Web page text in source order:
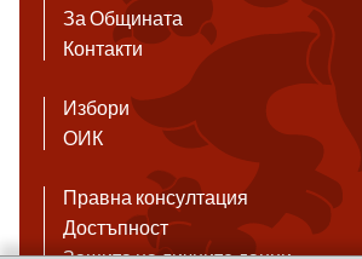
За Общината
Контакти
Избори
ОИК
Правна консултация
Достъпност